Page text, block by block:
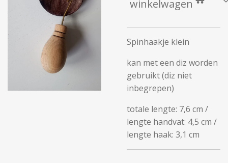
winkelwagen
Spinhaakje klein
kan met een diz worden
gebruikt (diz niet
inbegrepen)
totale lengte: 7,6 cm /
lengte handvat: 4,5 cm /
lengte haak: 3,1 cm